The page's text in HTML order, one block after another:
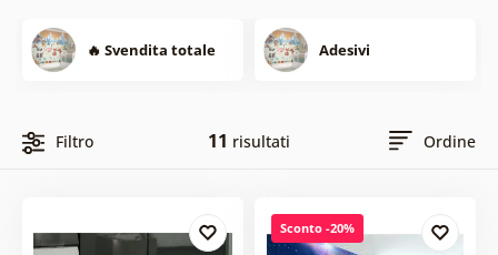
🔥 Svendita totale Adesivi
Filtro 11 risultati Ordine
Sconto -20%